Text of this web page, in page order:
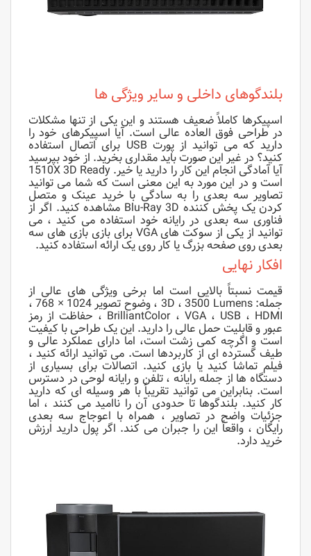
بلندگوهای داخلی و سایر ویژگی ها
اسپیکرها کاملاً ضعیف هستند و این یکی از تنها مشکلات
در طراحی فوق العاده عالی است. آیا اسپیکرهای خود را
دارید که می توانید از پورت USB برای اتصال استفاده
کنید؟ در غیر این صورت باید مقداری بخرید. از خود بپرسید
آیا آمادگی انجام این کار را دارید یا خیر. 1510X 3D Ready
است و در این مورد به این معنی است که شما می توانید
تصاویر سه بعدی را به سادگی با خرید عینک و متصل
کردن یک پخش کننده Blu-Ray 3D مشاهده کنید. اگر از
فناوری سه بعدی در رایانه خود استفاده می کنید ، می
توانید از یکی از سوکت های VGA برای بازی بازی های سه
بعدی روی صفحه بزرگ یا کار روی یک ارائه استفاده کنید.
افکار نهایی
قیمت نسبتاً بالایی است اما برخی ویژگی های عالی از
جمله: 3D ، 3500 Lumens ، وضوح تصویر 1024 × 768 ،
BrilliantColor ، VGA ، USB ، HDMI ، حفاظت از رمز
عبور و قابلیت حمل عالی را دارید. این یک طراحی با کیفیت
است و اگرچه کمی زشت است، اما دارای عملکرد عالی و
طیف گسترده ای از کاربردها است. می توانید ارائه کنید ،
فیلم تماشا کنید یا بازی کنید. اتصالات برای بسیاری از
دستگاه ها از جمله رایانه ، تلفن و رایانه لوحی در دسترس
است. بنابراین می توانید تقریباً با هر وسیله ای که دارید
کار کنید. بلندگوها تا حدودی آن را ناامید می کنند ، اما
جزئیات واضح در تصاویر ، همراه با اعوجاج سه بعدی
رایگان ، واقعاً این را جبران می کند. اگر پول دارید ارزش
خرید دارد.